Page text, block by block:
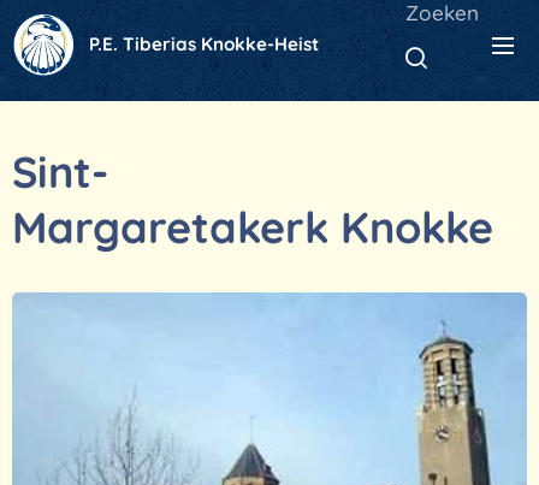
P.E. Tiberias Knokke-Heist
Zoeken
Sint-
Margaretakerk Knokke